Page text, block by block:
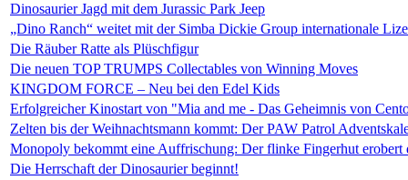
Dinosaurier Jagd mit dem Jurassic Park Jeep
„Dino Ranch“ weitet mit der Simba Dickie Group internationale
Die Räuber Ratte als Plüschfigur
Die neuen TOP TRUMPS Collectables von Winning Moves
KINGDOM FORCE – Neu bei den Edel Kids
Erfolgreicher Kinostart von "Mia and me - Das Geheimnis von
Zelten bis der Weihnachtsmann kommt: Der PAW Patrol
Monopoly bekommt eine Auffrischung: Der flinke Fingerhut erobert
Die Herrschaft der Dinosaurier beginnt!